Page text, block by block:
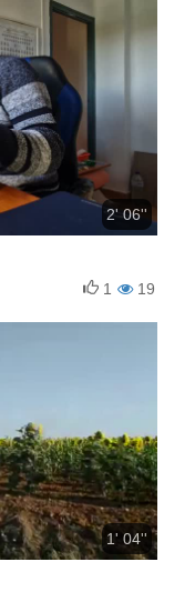
2' 06''
19
1
1' 04''